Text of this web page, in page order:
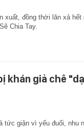
xuất, đồng thời lăn xả hết
Chia Tay.
khán giả chê
tức giận vì yếu đuối, nhu